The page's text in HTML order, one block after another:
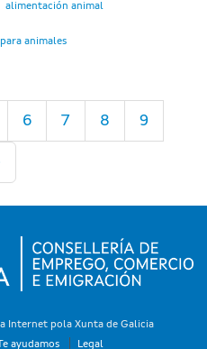
alimentación animal
animales
6 7 8 9
Internet pola Xunta de Galicia
ayudamos Legal